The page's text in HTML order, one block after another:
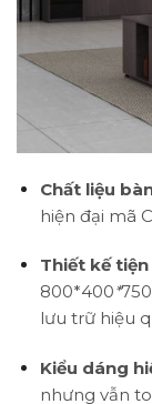
Chất liệu
hiện đại mã
Thiết kế
800*400*
lưu trữ hiệu
Kiểu dáng
nhưng vẫn